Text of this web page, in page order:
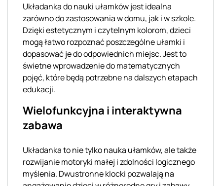
Układanka do nauki ułamków jest idealna
zarówno do zastosowania w domu, jak i w szkole.
Dzięki estetycznym i czytelnym kolorom, dzieci
mogą łatwo rozpoznać poszczególne ułamki i
dopasować je do odpowiednich miejsc. Jest to
świetne wprowadzenie do matematycznych
pojęć, które będą potrzebne na dalszych etapach
edukacji.
Wielofunkcyjna i interaktywna
zabawa
Układanka to nie tylko nauka ułamków, ale także
rozwijanie motoryki małej i zdolności logicznego
myślenia. Dwustronne klocki pozwalają na